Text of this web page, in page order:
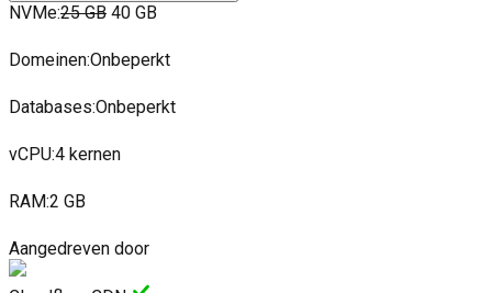
NVMe:25 GB 40 GB
Domeinen:Onbeperkt
Databases:Onbeperkt
vCPU:4 kernen
RAM:2 GB
Aangedreven door